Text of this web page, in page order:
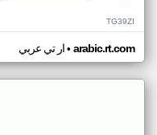
TG39ZI
ار تي عربي• arabic.rt.com